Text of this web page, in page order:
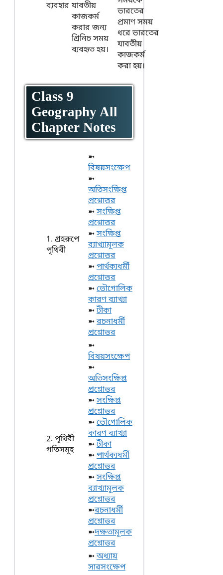
ব্যবহার যাবতীয়
কাজকর্ম
করার জন্য
গ্রিনিচ সময়
ব্যবহৃত হয়।
ভারতের
প্রমাণ সময়
ধরে ভারতের
যাবতীয়
কাজকর্ম
করা হয়।
Class 9
Geography All
Chapter Notes
1. গ্রহরূপে
পৃথিবী
➼
বিষয়সংক্ষেপ
➼
অতিসংক্ষিপ্ত
প্রশ্নোত্তর
➼সংক্ষিপ্ত
প্রশ্নোত্তর
➼সংক্ষিপ্ত
ব্যাখ্যামূলক
প্রশ্নোত্তর
➼পার্থক্যধর্মী
প্রশ্নোত্তর
➼ভৌগোলিক
কারণ ব্যাখ্যা
➼টীকা
➼রচনাধর্মী
প্রশ্নোত্তর
2. পৃথিবী
গতিসমূহ
➼
বিষয়সংক্ষেপ
➼
অতিসংক্ষিপ্ত
প্রশ্নোত্তর
➼সংক্ষিপ্ত
প্রশ্নোত্তর
➼ভৌগোলিক
কারণ ব্যাখ্যা
➼টীকা
➼পার্থক্যধর্মী
প্রশ্নোত্তর
➼সংক্ষিপ্ত
ব্যাখ্যামূলক
প্রশ্নোত্তর
➼রচনাধর্মী
প্রশ্নোত্তর
➼দক্ষতামূলক
প্রশ্নোত্তর
➼অধ্যায়
সারসংক্ষেপ